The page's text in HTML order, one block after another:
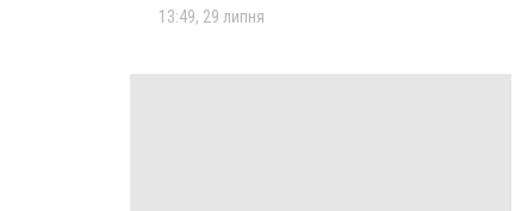
13:49, 29 липня